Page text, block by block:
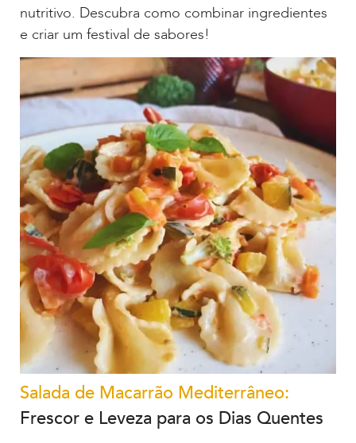
nutritivo. Descubra como combinar ingredientes
e criar um festival de sabores!
Salada de Macarrão Mediterrâneo:
Frescor e Leveza para os Dias Quentes